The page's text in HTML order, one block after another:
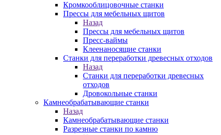
Кромкооблицовочные станки
Прессы для мебельных щитов
Назад
Прессы для мебельных щитов
Пресс-ваймы
Клеенаносящие станки
Станки для переработки древесных отходов
Назад
Станки для переработки древесных
отходов
Дровокольные станки
Камнеобрабатывающие станки
Назад
Камнеобрабатывающие станки
Разрезные станки по камню